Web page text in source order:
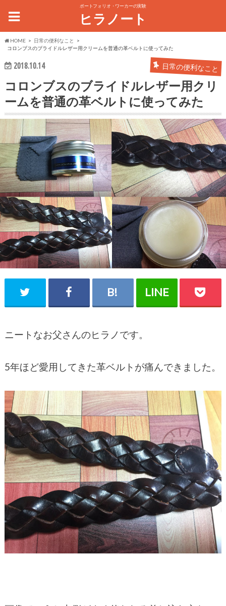
ポートフォリオ・ワーカーの実験
ヒラノート
HOME
日常の便利なこと
コロンブスのブライドルレザー用クリームを普通の革ベルトに使ってみた
2018.10.14 日常の便利なこと
コロンブスのブライドルレザー用クリ
ームを普通の革ベルトに使ってみた
ニートなお父さんのヒラノです。
5年ほど愛用してきた革ベルトが痛んできました。